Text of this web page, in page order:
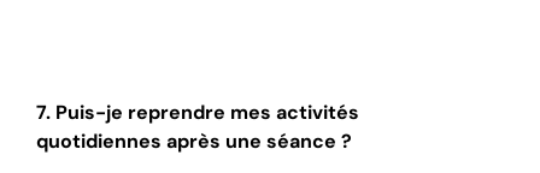
7. Puis-je reprendre mes activités
quotidiennes après une séance ?